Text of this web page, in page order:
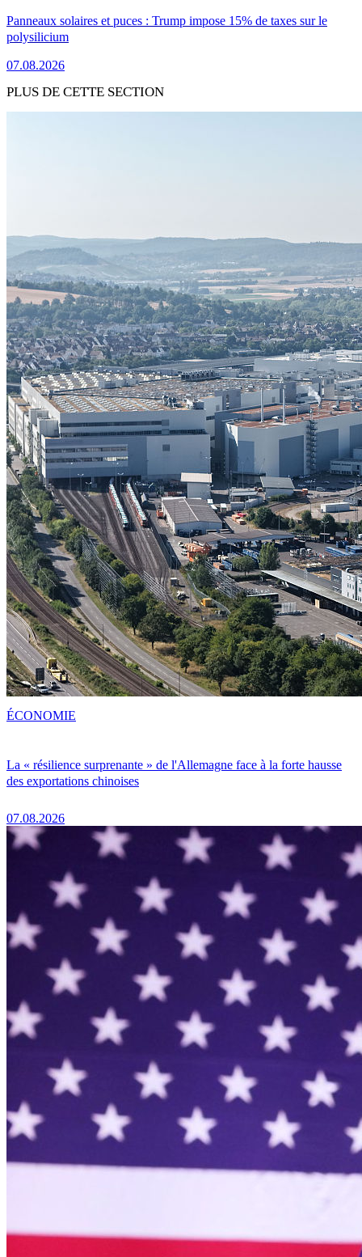
Panneaux solaires et puces : Trump impose 15% de taxes sur le
polysilicium
07.08.2026
PLUS DE CETTE SECTION
La « résilience surprenante » de l'Allemagne face à la forte hausse
des exportations chinoises
07.08.2026
ÉCONOMIE